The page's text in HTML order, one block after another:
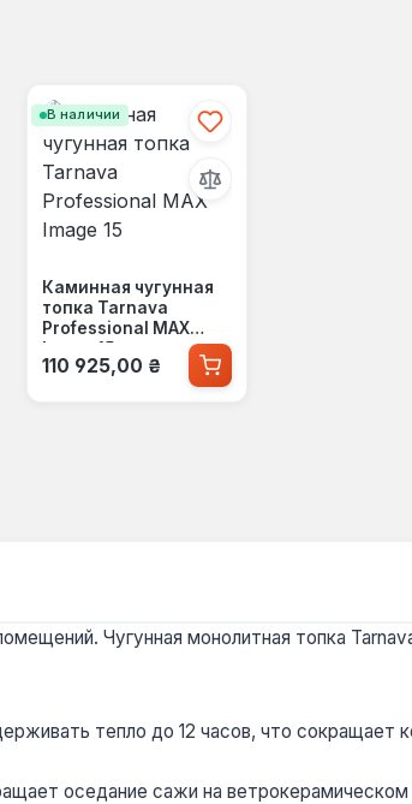
В наличии
Каминная чугунная
топка Tarnava
Professional MAX
Image 15
Обычная цена:
110 925,00 ₴
Чугунная монолитная топка
тепло до 12 часов, что сокращает
оседание сажи на ветрокерамическом